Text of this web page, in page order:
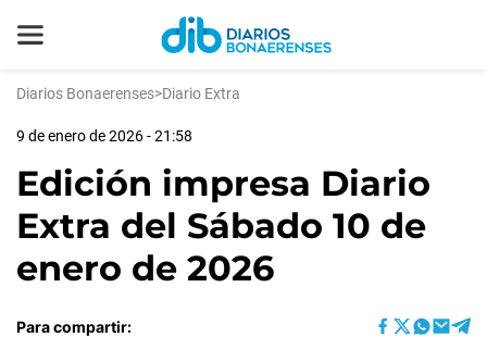
Diarios Bonaerenses>Diario Extra
9 de enero de 2026 - 21:58
Edición impresa Diario
Extra del Sábado 10 de
enero de 2026
Para compartir: